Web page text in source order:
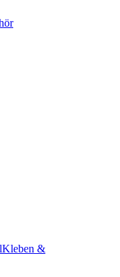
Kleben &